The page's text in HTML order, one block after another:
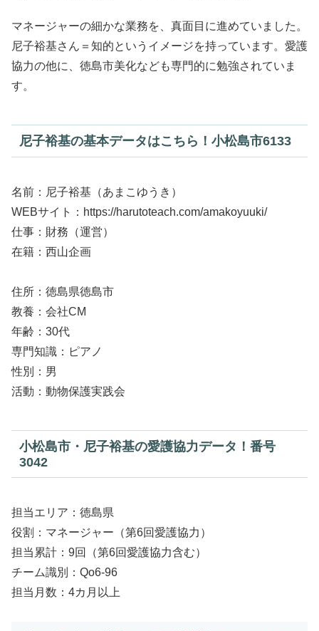
マネージャーの細かな業務を、真面目に進めていました。
尼子裕基さん＝知的というイメージを持っています。愛護
協力の他に、徳島市美化なども専門的に勉強されていま
す。
尼子裕基の基本データはこちら！小松島市6133
名前：尼子裕基（あまこゆうき）
WEBサイト：https://harutoteach.com/amakoyuuki/
仕事：財務（運営）
在籍：西山企画
住所：徳島県徳島市
教養：会社CM
年齢：30代
専門知識：ピアノ
性別：男
活動：動物保護実践会
小松島市・尼子裕基の愛護協力データ！番号
3042
担当エリア：徳島県
役割：マネージャー（第6回愛護協力）
担当累計：9回（第6回愛護協力含む）
チーム識別：Qo6-96
担当月数：4カ月以上